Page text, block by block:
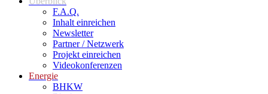
F.A.Q.
Inhalt einreichen
Newsletter
Partner / Netzwerk
Projekt einreichen
Videokonferenzen
Energie
BHKW